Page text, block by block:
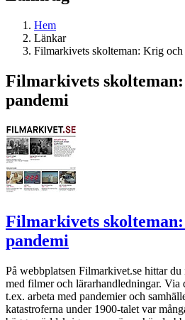
Hem
Länkar
Filmarkivets skolteman: Krig och
Filmarkivets
pandemi
Filmarkivets
pandemi
På webbplatsen Filmarkivet.se hittar du
med filmer och lärarhandledningar. Via
t.ex. arbeta med pandemier och
katastroferna under 1900-talet var